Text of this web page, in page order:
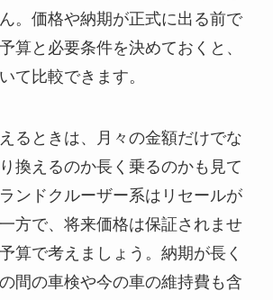
。価格や納期が正式に出る前で
算と必要条件を決めておくと、
て比較できます。
るときは、月々の金額だけでな
換えるのか長く乗るのかも見て
ンドクルーザー系はリセールが
方で、将来価格は保証されませ
算で考えましょう。納期が長く
間の車検や今の車の維持費も含